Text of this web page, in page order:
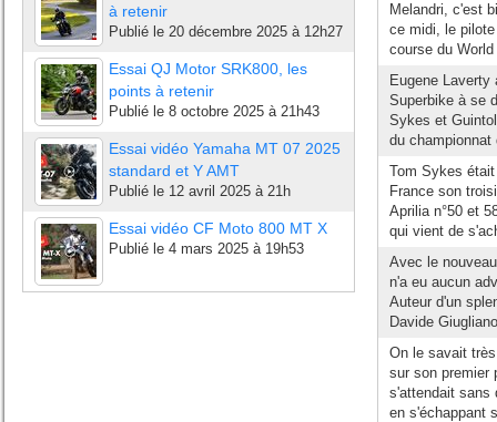
à retenir
Publié le 20 décembre 2025 à 12h27
Essai QJ Motor SRK800, les
points à retenir
Publié le 8 octobre 2025 à 21h43
Essai vidéo Yamaha MT 07 2025
standard et Y AMT
Publié le 12 avril 2025 à 21h
Essai vidéo CF Moto 800 MT X
Publié le 4 mars 2025 à 19h53
Melandri, c'est
ce midi, le
course du
Eugene Laverty
Superbike à se
Sykes et
du championnat
Tom Sykes
France son
Aprilia n°50 et
qui vient de
Avec le
n'a eu aucun
Auteur d'un
Davide
On le savait
sur son premier
s'attendait sans
en s'échappant